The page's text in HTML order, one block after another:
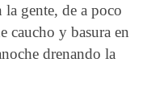
la gente, de a poco
caucho y basura en
drenando la